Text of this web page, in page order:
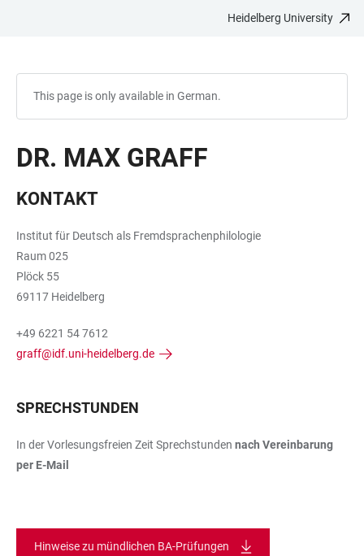
Heidelberg University
This page is only available in German.
DR. MAX GRAFF
KONTAKT
Institut für Deutsch als Fremdsprachenphilologie
Raum 025
Plöck 55
69117 Heidelberg
+49 6221 54 7612
graff@idf.uni-heidelberg.de
SPRECHSTUNDEN
In der Vorlesungsfreien Zeit Sprechstunden nach Vereinbarung
per E-Mail
Hinweise zu mündlichen BA-Prüfungen